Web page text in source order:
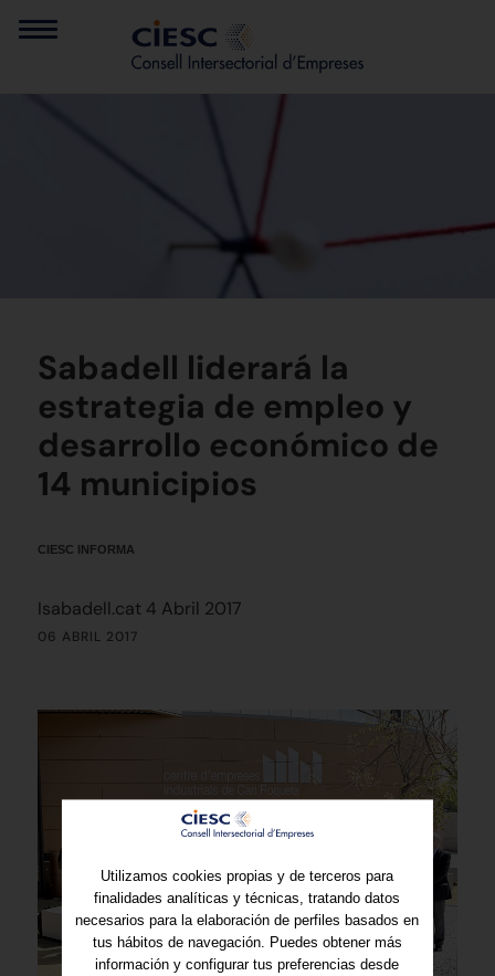
Sabadell liderará la
estrategia de empleo y
desarrollo económico de
14 municipios
CIESC INFORMA
Isabadell.cat 4 Abril 2017
06 ABRIL 2017
Utilizamos cookies propias y de terceros para
finalidades analíticas y técnicas, tratando datos
necesarios para la elaboración de perfiles basados en
tus hábitos de navegación. Puedes obtener más
información y configurar tus preferencias desde